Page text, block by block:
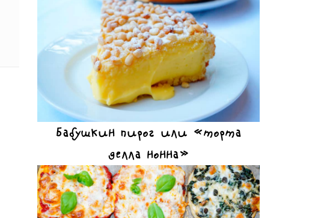
Бабушкин пирог или «торта
делла нонна»